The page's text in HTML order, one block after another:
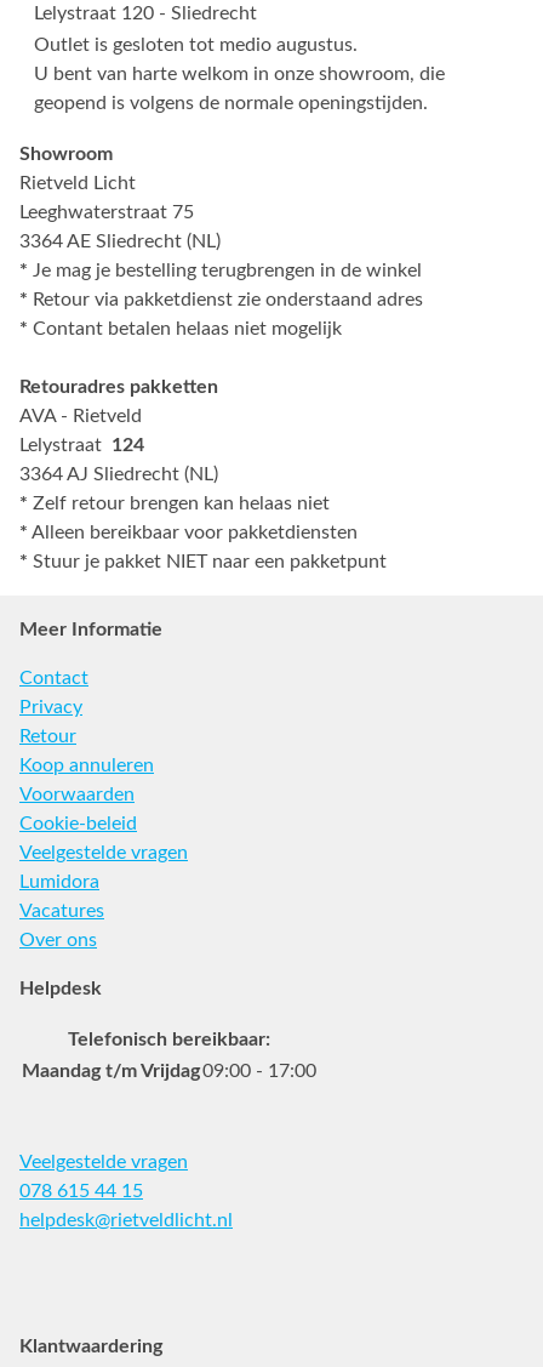
Lelystraat 120 - Sliedrecht
Outlet is gesloten tot medio augustus.
U bent van harte welkom in onze showroom, die
geopend is volgens de normale openingstijden.
Showroom
Rietveld Licht
Leeghwaterstraat 75
3364 AE Sliedrecht (NL)
* Je mag je bestelling terugbrengen in de winkel
* Retour via pakketdienst zie onderstaand adres
* Contant betalen helaas niet mogelijk
Retouradres pakketten
AVA - Rietveld
Lelystraat 124
3364 AJ Sliedrecht (NL)
* Zelf retour brengen kan helaas niet
* Alleen bereikbaar voor pakketdiensten
* Stuur je pakket NIET naar een pakketpunt
Meer Informatie
Contact
Privacy
Retour
Koop annuleren
Voorwaarden
Cookie-beleid
Veelgestelde vragen
Lumidora
Vacatures
Over ons
Helpdesk
Telefonisch bereikbaar:
Maandag t/m Vrijdag09:00 - 17:00
Veelgestelde vragen
078 615 44 15
helpdesk@rietveldlicht.nl
Klantwaardering